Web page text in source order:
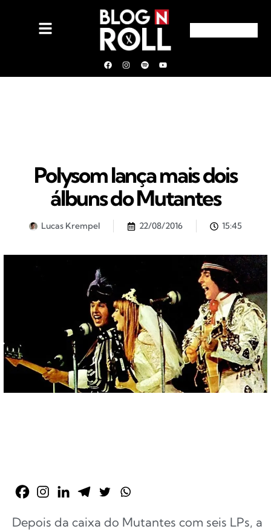
Polysom lança mais dois
álbuns do Mutantes
Lucas Krempel 22/08/2016 15:45
Depois da caixa do Mutantes com seis LPs, a